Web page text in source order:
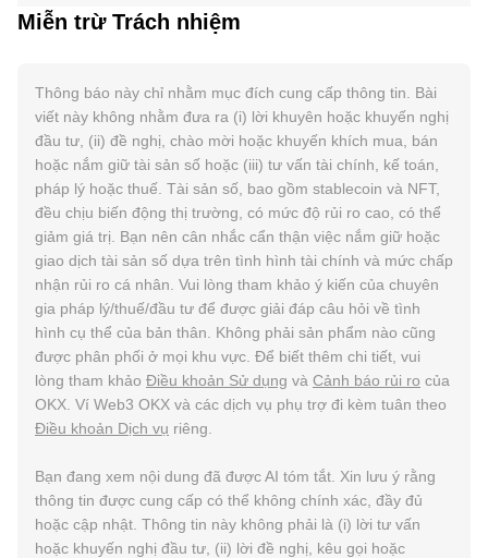
Miễn trừ Trách nhiệm
Thông báo này chỉ nhằm mục đích cung cấp thông tin. Bài
viết này không nhằm đưa ra (i) lời khuyên hoặc khuyến nghị
đầu tư, (ii) đề nghị, chào mời hoặc khuyến khích mua, bán
hoặc nắm giữ tài sản số hoặc (iii) tư vấn tài chính, kế toán,
pháp lý hoặc thuế. Tài sản số, bao gồm stablecoin và NFT,
đều chịu biến động thị trường, có mức độ rủi ro cao, có thể
giảm giá trị. Bạn nên cân nhắc cẩn thận việc nắm giữ hoặc
giao dịch tài sản số dựa trên tình hình tài chính và mức chấp
nhận rủi ro cá nhân. Vui lòng tham khảo ý kiến của chuyên
gia pháp lý/thuế/đầu tư để được giải đáp câu hỏi về tình
hình cụ thể của bản thân. Không phải sản phẩm nào cũng
được phân phối ở mọi khu vực. Để biết thêm chi tiết, vui
lòng tham khảo Điều khoản Sử dụng và Cảnh báo rủi ro của
OKX. Ví Web3 OKX và các dịch vụ phụ trợ đi kèm tuân theo
Điều khoản Dịch vụ riêng.
Bạn đang xem nội dung đã được AI tóm tắt. Xin lưu ý rằng
thông tin được cung cấp có thể không chính xác, đầy đủ
hoặc cập nhật. Thông tin này không phải là (i) lời tư vấn
hoặc khuyến nghị đầu tư, (ii) lời đề nghị, kêu gọi hoặc